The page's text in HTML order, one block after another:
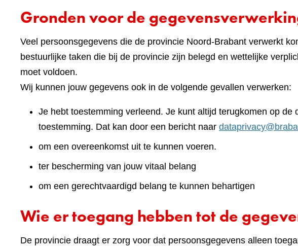
Gronden voor de
Veel persoonsgegevens die de provincie Noord-Brabant verwerkt
bestuurlijke taken die bij de provincie zijn belegd en wettelijke
moet voldoen.
Wij kunnen jouw gegevens ook in de volgende gevallen verwerken:
Je hebt toestemming verleend. Je kunt altijd terugkomen op de
toestemming. Dat kan door een bericht naar
om een overeenkomst uit te kunnen voeren.
ter bescherming van jouw vitaal belang
om een gerechtvaardigd belang te kunnen behartigen
Wie er toegang hebben tot de
De provincie draagt er zorg voor dat persoonsgegevens alleen